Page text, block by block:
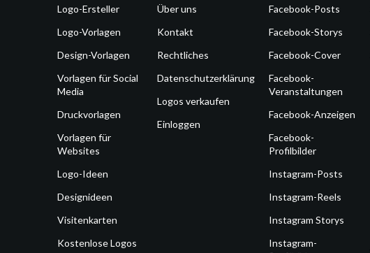
Logo-Ersteller
Logo-Vorlagen
Design-Vorlagen
Vorlagen für Social
Media
Druckvorlagen
Vorlagen für
Websites
Logo-Ideen
Designideen
Visitenkarten
Kostenlose Logos
Über uns
Kontakt
Rechtliches
Datenschutzerklärung
Logos verkaufen
Einloggen
Facebook-Posts
Facebook-Storys
Facebook-Cover
Facebook-
Veranstaltungen
Facebook-Anzeigen
Facebook-
Profilbilder
Instagram-Posts
Instagram-Reels
Instagram Storys
Instagram-